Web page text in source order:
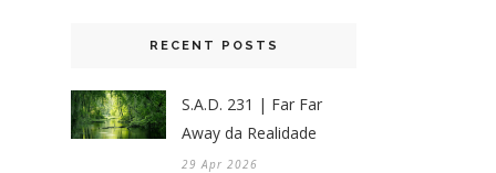
RECENT POSTS
S.A.D. 231 | Far Far
Away da Realidade
29 Apr 2026